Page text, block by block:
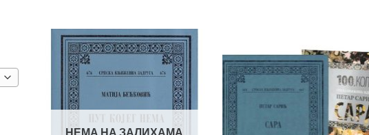
Додај
Листу
жеља
НЕМА НА ЗАЛИХАМА